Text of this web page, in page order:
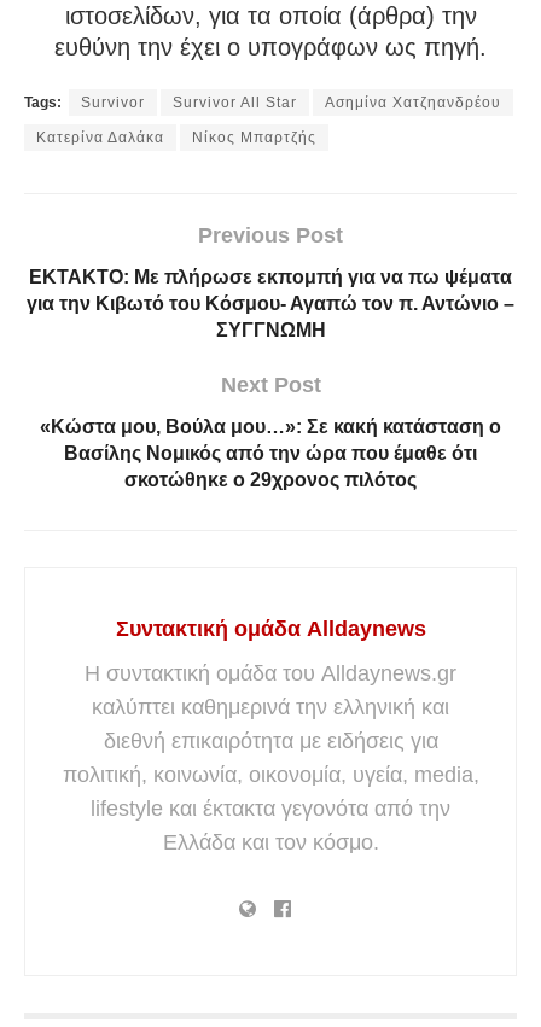
ιστοσελίδων, για τα οποία (άρθρα) την
ευθύνη την έχει ο υπογράφων ως πηγή.
Tags: Survivor Survivor All Star Ασημίνα Χατζηανδρέου
Κατερίνα Δαλάκα Νίκος Μπαρτζής
Previous Post
ΕΚΤΑΚΤΟ: Με πλήρωσε εκπομπή για να πω ψέματα
για την Κιβωτό του Κόσμου- Αγαπώ τον π. Αντώνιο –
ΣΥΓΓΝΩΜΗ
Next Post
«Κώστα μου, Βούλα μου…»: Σε κακή κατάσταση ο
Βασίλης Νομικός από την ώρα που έμαθε ότι
σκοτώθηκε ο 29χρονος πιλότος
Συντακτική ομάδα Alldaynews
Η συντακτική ομάδα του Alldaynews.gr
καλύπτει καθημερινά την ελληνική και
διεθνή επικαιρότητα με ειδήσεις για
πολιτική, κοινωνία, οικονομία, υγεία, media,
lifestyle και έκτακτα γεγονότα από την
Ελλάδα και τον κόσμο.